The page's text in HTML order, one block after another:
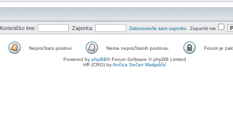
Korisničko ime: Zaporka: Zaboravio/la sam zaporku Zapamti me
Nepročitani postovi
nepročitanih
postova.
Nema nepročitanih postova.
Forum je
Powered by phpBB® Forum Software © phpBB Limited
HR (CRO) byAnčica Sečan Matijaščić